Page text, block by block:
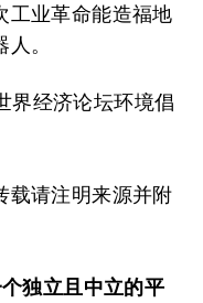
工业革命能造福地
。
界经济论坛环境倡
载请注明来源并附
独立且中立的平